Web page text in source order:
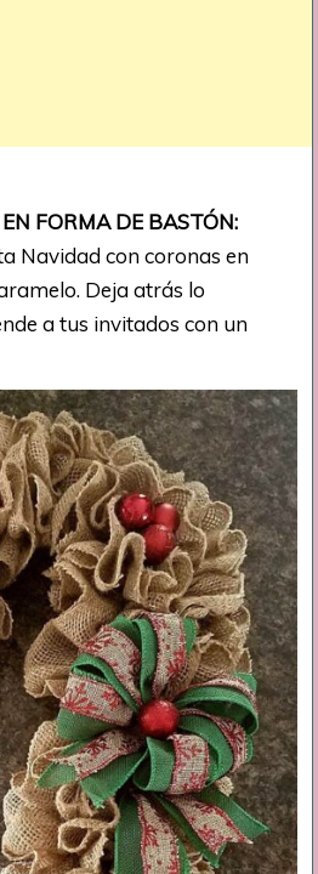
FORMA DE BASTÓN:
Navidad con coronas en
Deja atrás lo
a tus invitados con un